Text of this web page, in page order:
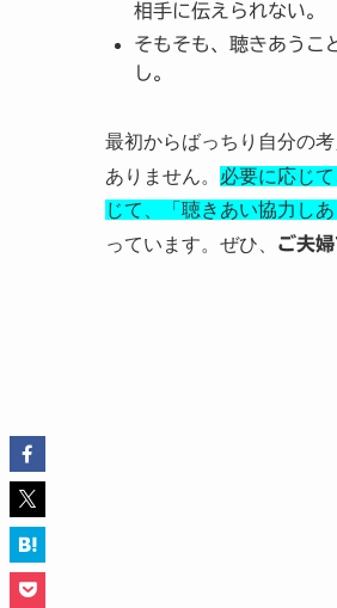
相手に伝えられない。
そもそも、聴きあうこ
し。
最初からばっちり自分の
ありません。 必要に応じ
じて、「聴きあい協力し
っています。ぜひ、 ご夫